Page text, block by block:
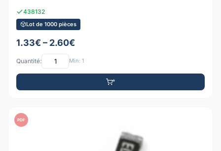
438132
Lot de 1000 pièces
1.33€ – 2.60€
Quantité: Min: 1
PDF